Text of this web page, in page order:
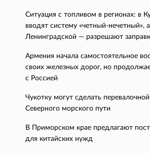
Ситуация с топливом в регионах: в
вводят систему «четный-нечетный»,
Ленинградской — разрешают
Армения начала самостоятельное
своих железных дорог, но
с Россией
Чукотку могут сделать
Северного морского пути
В Приморском крае предлагают
для китайских нужд